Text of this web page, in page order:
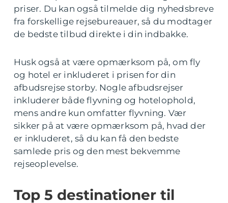
priser. Du kan også tilmelde dig nyhedsbreve
fra forskellige rejsebureauer, så du modtager
de bedste tilbud direkte i din indbakke.
Husk også at være opmærksom på, om fly
og hotel er inkluderet i prisen for din
afbudsrejse storby. Nogle afbudsrejser
inkluderer både flyvning og hotelophold,
mens andre kun omfatter flyvning. Vær
sikker på at være opmærksom på, hvad der
er inkluderet, så du kan få den bedste
samlede pris og den mest bekvemme
rejseoplevelse.
Top 5 destinationer til